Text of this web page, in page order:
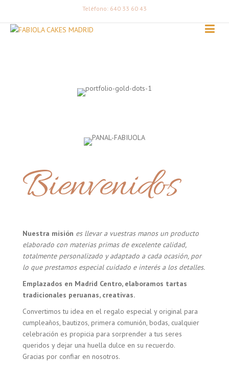
Teléfono: 640 33 60 43
Bienvenidos
Nuestra misión es llevar a vuestras manos un producto
elaborado con materias primas de excelente calidad,
totalmente personalizado y adaptado a cada ocasión, por
lo que prestamos especial cuidado e interés a los detalles.
Emplazados en Madrid Centro, elaboramos tartas
tradicionales peruanas, creativas.
Convertimos tu idea en el regalo especial y original para
cumpleaños, bautizos, primera comunión, bodas, cualquier
celebración es propicia para sorprender a tus seres
queridos y dejar una huella dulce en su recuerdo.
Gracias por confiar en nosotros.